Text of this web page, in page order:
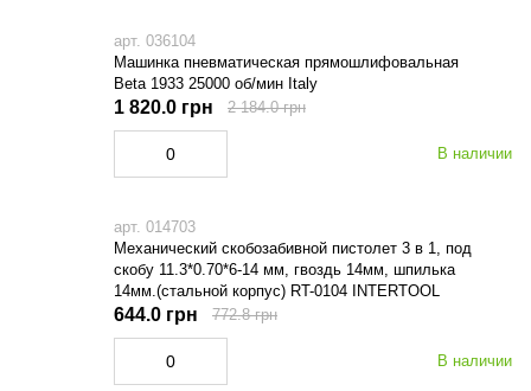
арт. 036104
Машинка пневматическая прямошлифовальная
Beta 1933 25000 об/мин Italy
В наличии
1 820.0 грн 2 184.0 грн
арт. 014703
Механический скобозабивной пистолет 3 в 1, под
скобу 11.3*0.70*6-14 мм, гвоздь 14мм, шпилька
14мм.(стальной корпус) RT-0104 INTERTOOL
В наличии
644.0 грн 772.8 грн